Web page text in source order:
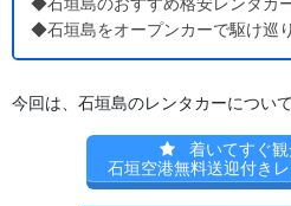
◆石垣島をオープンカーで駆け巡
今回は、石垣島のレンタカーについ
着いてすぐ観
石垣空港無料送迎付き